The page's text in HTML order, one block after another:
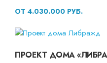
ОТ 4.030.000 РУБ.
ПРОЕКТ ДОМА